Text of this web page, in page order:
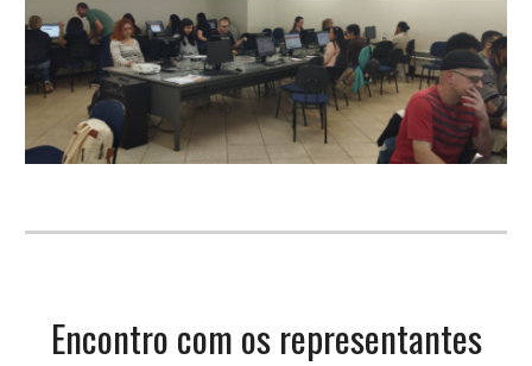
Encontro com os representantes